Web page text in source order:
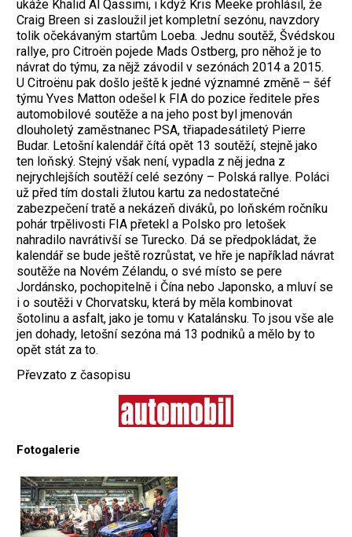
ukáže Khalid Al Qassimi, i když Kris Meeke prohlásil, že
Craig Breen si zasloužil jet kompletní sezónu, navzdory
tolik očekávaným startům Loeba. Jednu soutěž, Švédskou
rallye, pro Citroën pojede Mads Ostberg, pro něhož je to
návrat do týmu, za nějž závodil v sezónách 2014 a 2015.
U Citroënu pak došlo ještě k jedné významné změně – šéf
týmu Yves Matton odešel k FIA do pozice ředitele přes
automobilové soutěže a na jeho post byl jmenován
dlouholetý zaměstnanec PSA, třiapadesátiletý Pierre
Budar. Letošní kalendář čítá opět 13 soutěží, stejně jako
ten loňský. Stejný však není, vypadla z něj jedna z
nejrychlejších soutěží celé sezóny – Polská rallye. Poláci
už před tím dostali žlutou kartu za nedostatečné
zabezpečení tratě a nekázeň diváků, po loňském ročníku
pohár trpělivosti FIA přetekl a Polsko pro letošek
nahradilo navrátivší se Turecko. Dá se předpokládat, že
kalendář se bude ještě rozrůstat, ve hře je například návrat
soutěže na Novém Zélandu, o své místo se pere
Jordánsko, pochopitelně i Čína nebo Japonsko, a mluví se
i o soutěži v Chorvatsku, která by měla kombinovat
šotolinu a asfalt, jako je tomu v Katalánsku. To jsou vše ale
jen dohady, letošní sezóna má 13 podniků a mělo by to
opět stát za to.
Převzato z časopisu
Fotogalerie